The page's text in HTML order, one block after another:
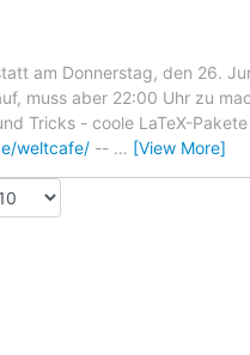
am Donnerstag, den 26.
muss aber 22:00 Uhr zu
Tricks - coole LaTeX-
weltcafe/ -- … [View More]